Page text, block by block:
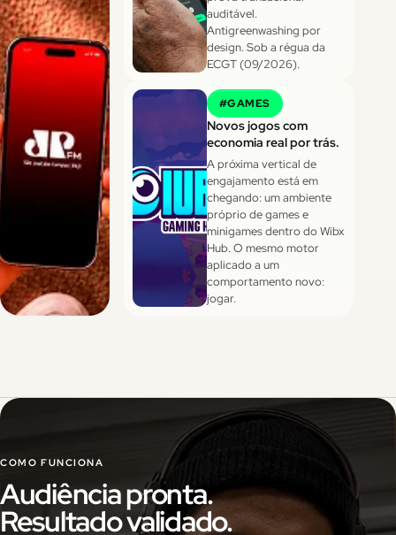
auditável.
Antigreenwashing por
design. Sob a régua da
ECGT (09/2026).
#GAMES
Novos jogos com
economia real por trás.
A próxima vertical de
engajamento está em
chegando: um ambiente
próprio de games e
minigames dentro do Wibx
Hub. O mesmo motor
aplicado a um
comportamento novo:
jogar.
COMO FUNCIONA
Audiência pronta.
Resultado validado.